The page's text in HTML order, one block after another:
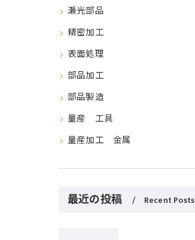
瀬光部品
精密加工
表面処理
部品加工
部品製造
量産 工具
量産加工 金属
最近の投稿 Recent Posts